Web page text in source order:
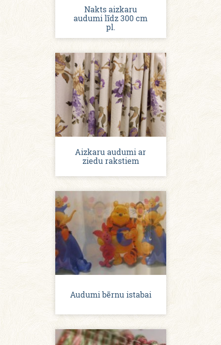
Nakts aizkaru
audumi līdz 300 cm
pl.
Aizkaru audumi ar
ziedu rakstiem
Audumi bērnu istabai